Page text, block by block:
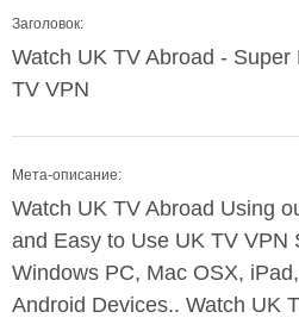
Заголовок:
Watch UK TV Abroad -
TV VPN
Мета-описание:
Watch UK TV Abroad Using
and Easy to Use UK TV VPN
Windows PC, Mac OSX,
Android Devices.. Watch UK